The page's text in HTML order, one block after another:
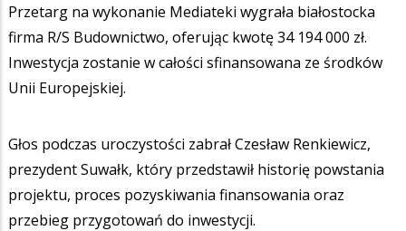
Przetarg na wykonanie Mediateki wygrała białostocka
firma R/S Budownictwo, oferując kwotę 34 194 000 zł.
Inwestycja zostanie w całości sfinansowana ze środków
Unii Europejskiej.
Głos podczas uroczystości zabrał Czesław Renkiewicz,
prezydent Suwałk, który przedstawił historię powstania
projektu, proces pozyskiwania finansowania oraz
przebieg przygotowań do inwestycji.